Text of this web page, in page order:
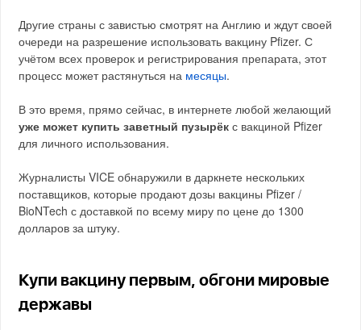
Другие страны с завистью смотрят на Англию и ждут своей
очереди на разрешение использовать вакцину Pfizer. С
учётом всех проверок и регистрирования препарата, этот
процесс может растянуться на месяцы.
В это время, прямо сейчас, в интернете любой желающий
уже может купить заветный пузырёкс вакциной Pfizer
для личного использования.
Журналисты VICE обнаружили в даркнете нескольких
поставщиков, которые продают дозы вакцины Pfizer /
BioNTech с доставкой по всему миру по цене до 1300
долларов за штуку.
Купи вакцину первым, обгони мировые
державы